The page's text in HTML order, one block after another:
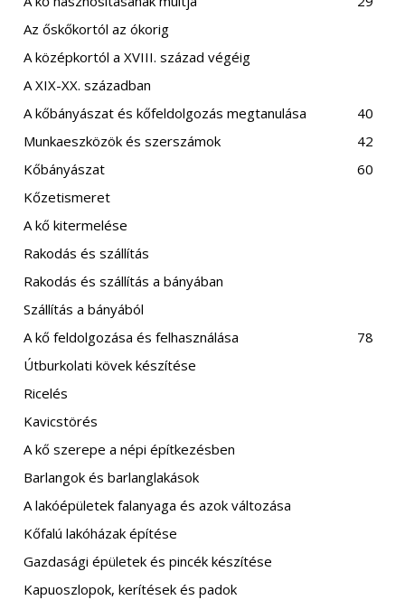
Az őskőkortól az ókorig
A középkortól a XVIII. század végéig
A XIX-XX. században
A kőbányászat és kőfeldolgozás megtanulása
40
Munkaeszközök és szerszámok
42
Kőbányászat
60
Kőzetismeret
A kő kitermelése
Rakodás és szállítás
Rakodás és szállítás a bányában
Szállítás a bányából
A kő feldolgozása és felhasználása
78
Útburkolati kövek készítése
Ricelés
Kavicstörés
A kő szerepe a népi építkezésben
Barlangok és barlanglakások
A lakóépületek falanyaga és azok változása
Kőfalú lakóházak építése
Gazdasági épületek és pincék készítése
Kapuoszlopok, kerítések és padok